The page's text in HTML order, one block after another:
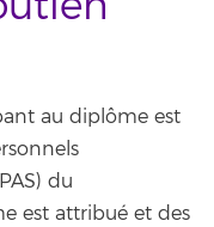
au diplôme est
du
est attribué et des